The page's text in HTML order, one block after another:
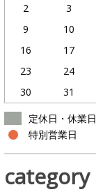
2
3
9
10
16
17
23
24
30
31
定休日・休業日
特別営業日
category